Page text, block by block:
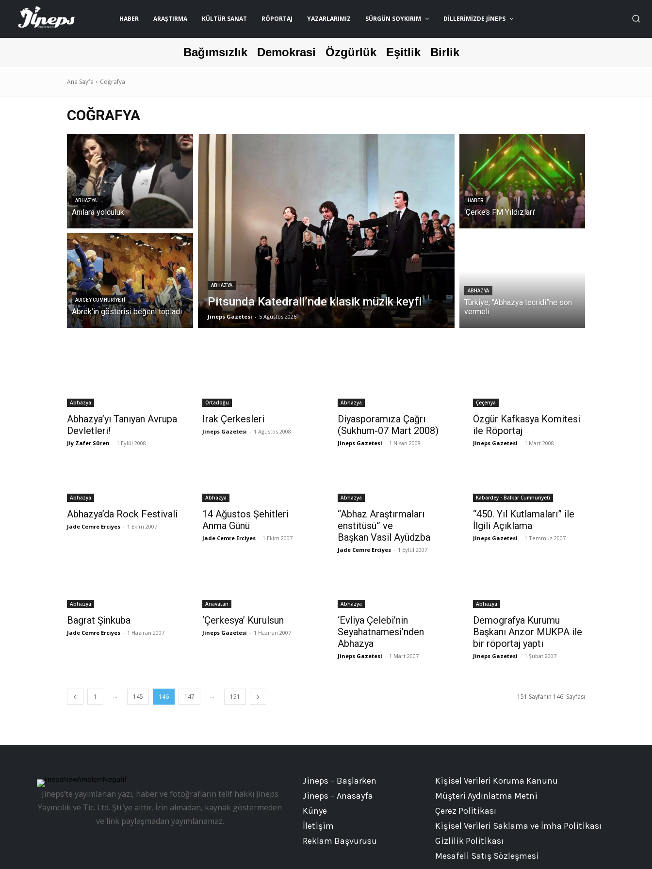
HABER ARAŞTIRMA KÜLTÜR SANAT RÖPORTAJ YAZARLARIMIZ SÜRGÜN SOYKIRIM DILLERIMIZDE JİNEPS
Bağımsızlık Demokrasi Özgürlük Eşitlik Birlik
Ana Sayfa Coğrafya
COĞRAFYA
ABHAZYA
Anılara yolculuk
ADIGEY CUMHURIYETI
Abrek’in gösterisi beğeni topladı
ABHAZYA
Pitsunda Katedrali’nde klasik müzik keyfi
Jineps Gazetesi - 5 Ağustos 2026
HABER
‘Çerkes FM Yıldızları’
ABHAZYA
Türkiye, “Abhazya tecridi”ne son
vermeli
Abhazya
Abhazya’yı Tanıyan Avrupa
Devletleri!
Jiy Zafer Süren - 1 Eylül 2008
Ortadoğu
Irak Çerkesleri
Jineps Gazetesi - 1 Ağustos 2008
Abhazya
Diyasporamıza Çağrı
(Sukhum-07 Mart 2008)
Jineps Gazetesi - 1 Nisan 2008
Çeçenya
Özgür Kafkasya Komitesi
ile Röportaj
Jineps Gazetesi - 1 Mart 2008
Abhazya
Abhazya’da Rock Festivali
Jade Cemre Erciyes - 1 Ekim 2007
Abhazya
14 Ağustos Şehitleri
Anma Günü
Jade Cemre Erciyes - 1 Ekim 2007
Abhazya
“Abhaz Araştırmaları
enstitüsü” ve
Başkan Vasil Ayüdzba
Jade Cemre Erciyes - 1 Eylül 2007
Kabardey - Balkar Cumhuriyeti
“450. Yıl Kutlamaları” ile
İlgili Açıklama
Jineps Gazetesi - 1 Temmuz 2007
Abhazya
Bagrat Şinkuba
Jade Cemre Erciyes - 1 Haziran 2007
Anavatan
‘Çerkesya’ Kurulsun
Jineps Gazetesi - 1 Haziran 2007
Abhazya
‘Evliya Çelebi’nin
Seyahatnamesi’nden
Abhazya
Jineps Gazetesi - 1 Mart 2007
Abhazya
Demografya Kurumu
Başkanı Anzor MUKPA ile
bir röportaj yaptı
Jineps Gazetesi - 1 Şubat 2007
1 ... 145 146 147 ... 151 151 Sayfanın 146. Sayfası
Jineps’te yayımlanan yazı, haber ve fotoğrafların telif hakkı Jineps
Yayıncılık ve Tic. Ltd. Şti.’ye aittir. İzin almadan, kaynak göstermeden
ve link paylaşmadan yayımlanamaz.
Jineps – Başlarken
Jineps – Anasayfa
Künye
İletişim
Reklam Başvurusu
Kişisel Verileri Koruma Kanunu
Müşteri Aydınlatma Metni
Çerez Politikası
Kişisel Verileri Saklama ve İmha Politikası
Gizlilik Politikası
Mesafeli Satış Sözleşmesi